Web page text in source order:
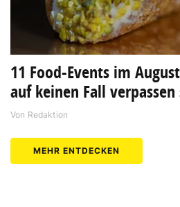
11 Food-Events im
auf keinen Fall
Von Redaktion
MEHR ENTDECKEN